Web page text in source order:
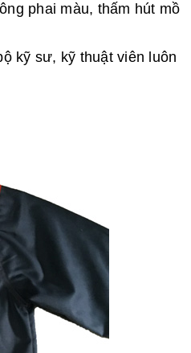
phai màu, thấm hút mồ
kỹ sư, kỹ thuật viên luôn